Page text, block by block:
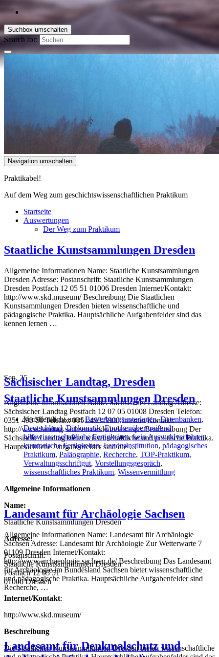
Suchbox umschalten
Search for:
Navigation umschalten
Praktikabel!
Auf dem Weg zum geschichtswissenschaftlichen Praktikum
Startseite
Auswertungen
Der Weg zum Praktikum
Staatliche Kunstsammlungen Dresden
Allgemeine Informationen Name: Staatliche Kunstsammlungen
Dresden Adresse: Postanschrift: Staatliche Kunstsammlungen
Dresden Postfach 12 05 51 01006 Dresden Internet/Kontakt:
http://www.skd.museum/ Beschreibung Die Staatlichen
Kunstsammlungen Dresden bieten wissenschaftliche und
pädagogische Praktika. Hauptsächliche Aufgabenfelder sind das
kennen lernen …
Sächsischer Landtag, Dresden
Allgemeine Informationen Name: Sächsischer Landtag Adresse:
Sächsischer Landtag Postfach 12 07 05 01008 Dresden Telefon:
0351 493-50 Telefax: 0351 493-5900 Internet/Kontakt:
http://www.landtag.sachsen.de/de/index.aspx Beschreibung Der
Sächsische Landtag bietet wissenschaftliche und politische Praktika.
Hauptsächliche Aufgabenfelder sind die …
Landesamt für Archäologie Sachsen
Allgemeine Informationen Name: Landesamt für Archäologie
Sachsen Adresse: Landesamt für Archäologie Zur Wetterwarte 7
01109 Dresden Internet/Kontakt:
http://www.archaeologie.sachsen.de/ Beschreibung Das Landesamt
für Archäologie im Bundesland Sachsen bietet wissenschaftliche
und pädagogische Praktika. Hauptsächliche Aufgabenfelder sind
Recherche, …
Landesamt für Denkmalschutz und
Sep. 25
Staatliche Kunstsammlungen Dresden
Veröffentlicht unterBewerbungsunterlagen,Datenbanken,
Deutschland,Diplomatik,Epochenübergreifend,
hilfswissenschaftliche Fertigkeiten,kein Auswahlverfahren,
kuratorische Fertigkeiten,Landesinstittution, pädagogisches
Praktikum, Paläographie, Recherche, TOP-Praktikum,
Verwaltungsschriftgut, Vorstellungsgespräch,
wissenschaftliches Praktikum, Wissenvermittlung
Allgemeine Informationen
Name:
Staatliche Kunstsammlungen Dresden
Adresse:
Postanschrift:
Staatliche Kunstsammlungen Dresden
Postfach 12 05 51
01006 Dresden
Internet/Kontakt:
http://www.skd.museum/
Beschreibung
Die Staatlichen Kunstsammlungen Dresden bieten wissenschaftliche